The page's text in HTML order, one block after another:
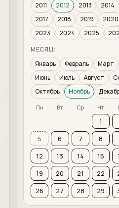
2011
2012 2013 2014
2017
2018 2019 2020
2023
2024 2025
МЕСЯЦ:
Январь
Февраль Март
Июнь
Июль Август
Октябрь
Ноябрь
Пн Вт Ср Чт
1
5
6 7 8
12
13 14 15
19
20 21 22
26
27 28 29